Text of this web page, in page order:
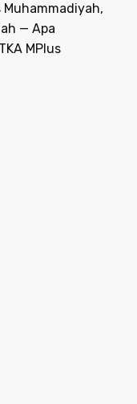
Muhammadiyah,
— Apa
MPlus